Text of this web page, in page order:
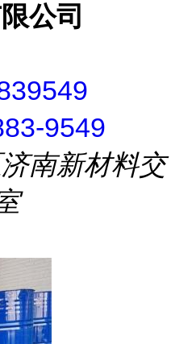
公司
9549
南新材料交